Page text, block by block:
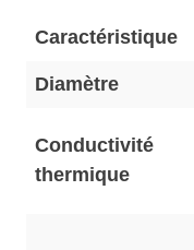
Caractéristique
Diamètre
Conductivité
thermique